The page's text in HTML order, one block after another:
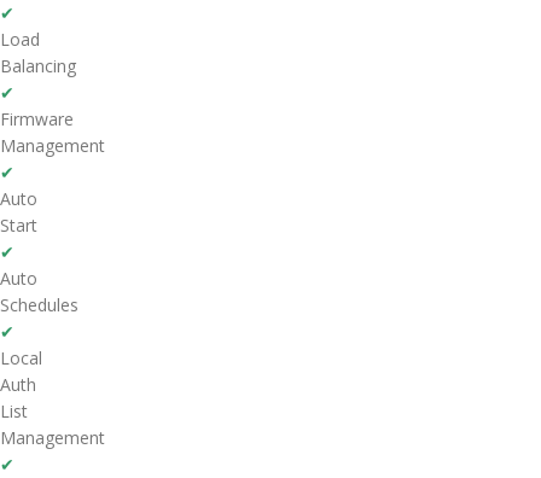
✔
Load
Balancing
✔
Firmware
Management
✔
Auto
Start
✔
Auto
Schedules
✔
Local
Auth
List
Management
✔